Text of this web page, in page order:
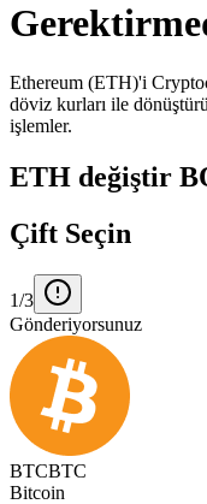
Ethereum (ETH)'i
döviz kurları ile
işlemler.
ETH değiştir
Çift Seçin
1/3
Gönderiyorsunuz
BTCBTC
Bitcoin